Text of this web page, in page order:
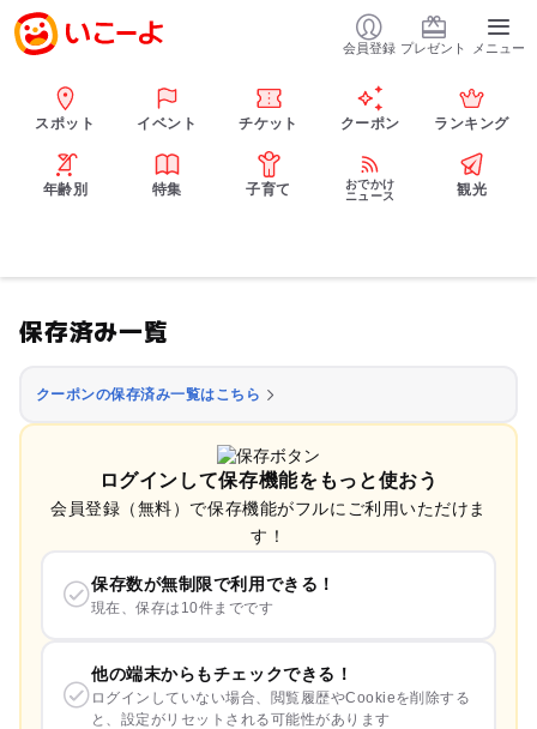
会員登録 プレゼント メニュー
スポット イベント チケット クーポン ランキング
年齢別 特集 子育て
おでかけ
ニュース
観光
保存済み一覧
クーポンの保存済み一覧はこちら
ログインして保存機能をもっと使おう
会員登録（無料）で保存機能がフルにご利用いただけま
す！
保存数が無制限で利用できる！
現在、保存は10件までです
他の端末からもチェックできる！
ログインしていない場合、閲覧履歴やCookieを削除する
と、設定がリセットされる可能性があります